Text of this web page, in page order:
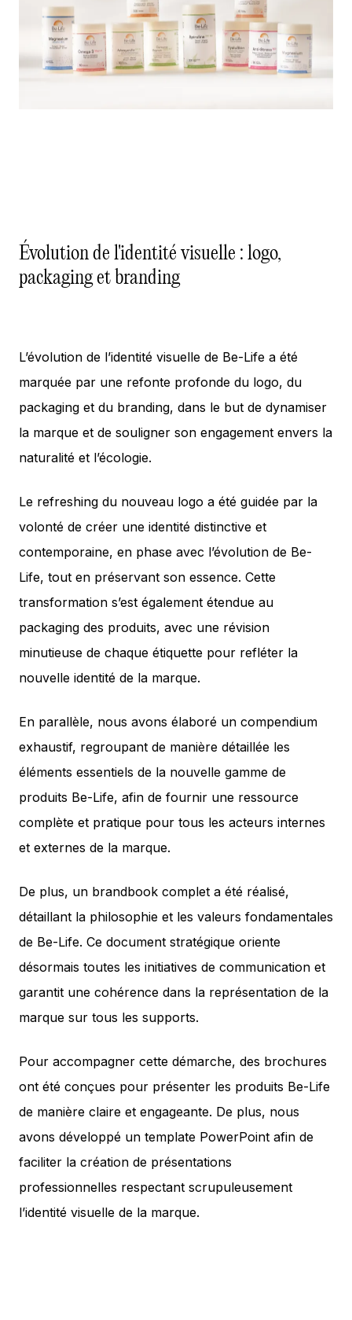
Évolution de l'identité visuelle : logo,
packaging et branding
L’évolution de l’identité visuelle de Be-Life a été
marquée par une refonte profonde du logo, du
packaging et du branding, dans le but de dynamiser
la marque et de souligner son engagement envers la
naturalité et l’écologie.
Le refreshing du nouveau logo a été guidée par la
volonté de créer une identité distinctive et
contemporaine, en phase avec l’évolution de Be-
Life, tout en préservant son essence. Cette
transformation s’est également étendue au
packaging des produits, avec une révision
minutieuse de chaque étiquette pour refléter la
nouvelle identité de la marque.
En parallèle, nous avons élaboré un compendium
exhaustif, regroupant de manière détaillée les
éléments essentiels de la nouvelle gamme de
produits Be-Life, afin de fournir une ressource
complète et pratique pour tous les acteurs internes
et externes de la marque.
De plus, un brandbook complet a été réalisé,
détaillant la philosophie et les valeurs fondamentales
de Be-Life. Ce document stratégique oriente
désormais toutes les initiatives de communication et
garantit une cohérence dans la représentation de la
marque sur tous les supports.
Pour accompagner cette démarche, des brochures
ont été conçues pour présenter les produits Be-Life
de manière claire et engageante. De plus, nous
avons développé un template PowerPoint afin de
faciliter la création de présentations
professionnelles respectant scrupuleusement
l’identité visuelle de la marque.